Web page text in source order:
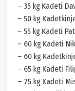
– 35 kg Kadeti
– 50 kg
– 55 kg Kadeti
– 60 kg Kadeti
– 60 kg
– 65 kg Kadeti
– 75 kg Kadeti